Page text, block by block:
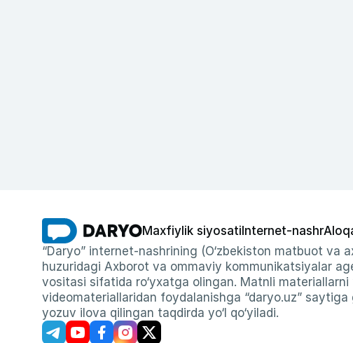
Maxfiylik siyosati Internet-nashr
“Daryo” internet-nashrining (O‘zbekiston matbuot va
huzuridagi Axborot va ommaviy kommunikatsiyalar
vositasi sifatida ro‘yxatga olingan. Matnli
videomateriallaridan foydalanishga “daryo.uz”
yozuv ilova qilingan taqdirda yo‘l qo‘yiladi.